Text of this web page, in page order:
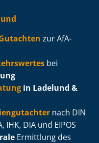
zur AfA-
bei
in Ladelund &
nach DIN
IHK, DIA und EIPOS
Ermittlung des